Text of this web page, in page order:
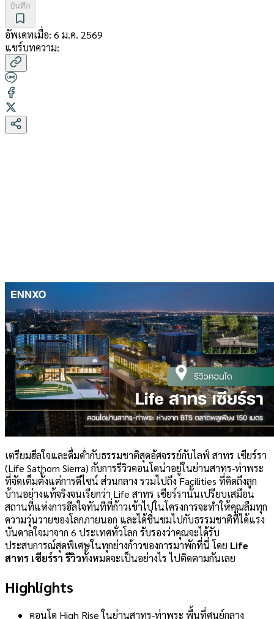
บันทึก
อัพเดทเมื่อ: 6 ม.ค. 2569
แชร์บทความ:
เตรียมฮีลใจและดื่มด่ำกับธรรมชาติสุดอัศจรรย์กับไลฟ์ สาทร เซียร์รา
(Life Sathorn Sierra) กับการรีวิวคอนโดน่าอยู่ในย่านสาทร-ท่าพระ
ที่จัดเต็มตั้งแต่การดีไซน์ ส่วนกลาง รวมไปถึง Facilities ที่คิดถึงลูก
บ้านอย่างแท้จริงจนเรียกว่า Life สาทร เซียร์รานั้นเปรียบเสมือน
สถานที่แห่งการฮีลใจทันทีที่ก้าวเข้าไปในโครงการจะทำให้คุณลืมทุก
ความวุ่นวายของโลกภายนอก และได้ชื่นชมไปกับธรรมชาติที่ได้แรง
บันดาลใจมาจาก 6 ประเทศทั่วโลก รับรองว่าคุณจะได้รับ
ประสบการณ์สุดพิเศษในทุกย่างก้าวของการมาพักที่นี่ โดย Life
สาทร เซียร์รา รีวิวทั้งหมดจะเป็นอย่างไร ไปติดตามกันเลย
Highlights
คอนโด High Rise ในย่านสาทร-ท่าพระ พื้นที่ศูนย์กลาง